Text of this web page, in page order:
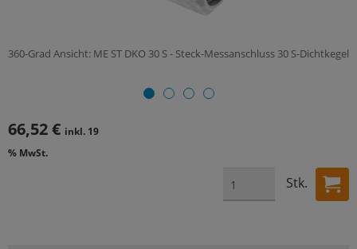
360-Grad Ansicht: ME ST DKO 30 S - Steck-Messanschluss 30 S-Dichtkegel
66,52 € inkl. 19
% MwSt.
Stk.